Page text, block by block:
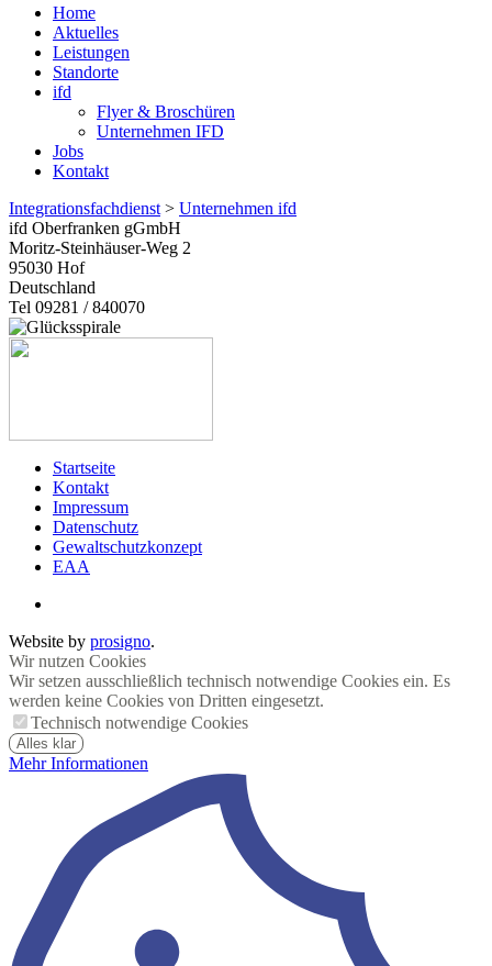
Home
Aktuelles
Leistungen
Standorte
ifd
Flyer & Broschüren
Unternehmen IFD
Jobs
Kontakt
Integrationsfachdienst > Unternehmen ifd
ifd Oberfranken gGmbH
Moritz-Steinhäuser-Weg 2
95030 Hof
Deutschland
Tel 09281 / 840070
Startseite
Kontakt
Impressum
Datenschutz
Gewaltschutzkonzept
EAA
Website by prosigno.
Wir nutzen Cookies
Wir setzen ausschließlich technisch notwendige Cookies ein. Es
werden keine Cookies von Dritten eingesetzt.
Technisch notwendige Cookies
Alles klar
Mehr Informationen